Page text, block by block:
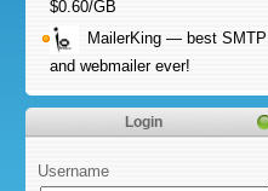
$0.60/GB
MailerKing — best SMTP
and webmailer ever!
Login
Username